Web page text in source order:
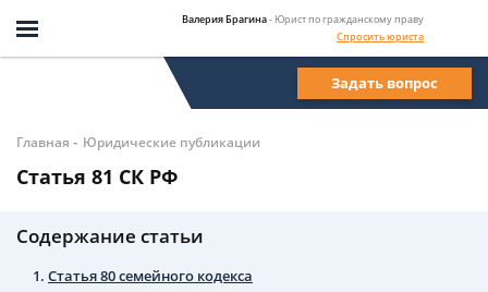
Валерия Брагина- Юрист по гражданскому праву
Спросить юриста
Задать вопрос
Главная - Юридические публикации
Статья 81 СК РФ
Содержание статьи
Статья 80 семейного кодекса